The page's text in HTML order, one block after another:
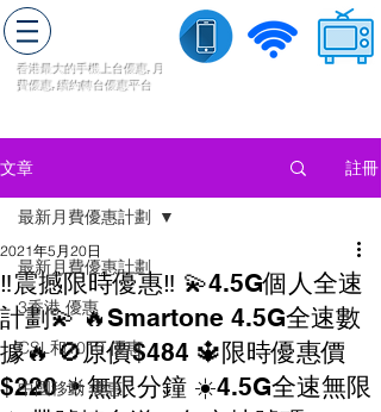
香港最大的手機上台優惠, 月
費優惠,續約轉台優惠平台
文章 註冊
最新月費優惠計劃
3香港 優惠
CSL和1010 優惠
中國移動 優惠
最新月費優惠計劃
‼️震撼限時優惠‼️ 💫4.5G個人全速
計劃💫 🔥Smartone 4.5G全速數
據🔥 🚫原價$484 🔱限時優惠價
$220 ☀無限分鐘 ☀️4.5G全速無限
2021年5月20日